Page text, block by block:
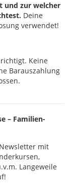
und zur welcher
Deine
verwendet!
Keine
Barauszahlung
– Familien-
mit
Langeweile